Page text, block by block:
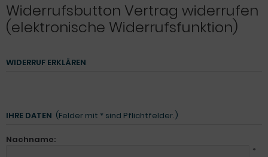
Widerrufsbutton Vertrag widerrufen
(elektronische Widerrufsfunktion)
WIDERRUF ERKLÄREN
IHRE DATEN (Felder mit * sind Pflichtfelder.)
Nachname:
*